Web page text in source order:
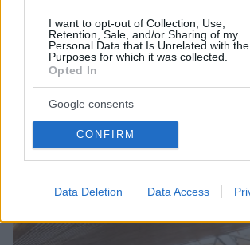
I want to opt-out of Collection, Use,
Retention, Sale, and/or Sharing of my
Personal Data that Is Unrelated with the
Purposes for which it was collected.
Opted In
Google consents
CONFIRM
Data Deletion Data Access
Το τσίπουρο θέλει παρέα και αυτούς
πριν 40 λεπτά
ΤΑ ΠΙΟ ΔΗΜΟΦΙΛΗ